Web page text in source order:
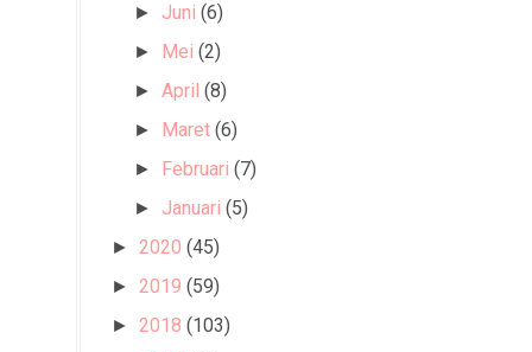
► Juni (6)
► Mei (2)
►April (8)
► Maret (6)
► Februari (7)
► Januari (5)
► 2020 (45)
► 2019 (59)
► 2018 (103)